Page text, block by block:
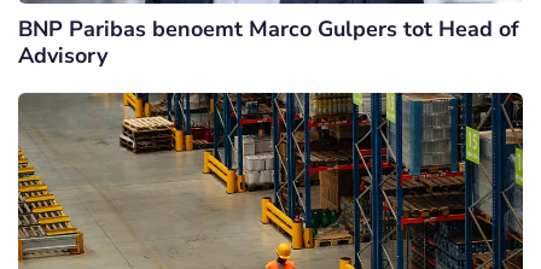
BNP Paribas benoemt Marco Gulpers tot Head of
Advisory